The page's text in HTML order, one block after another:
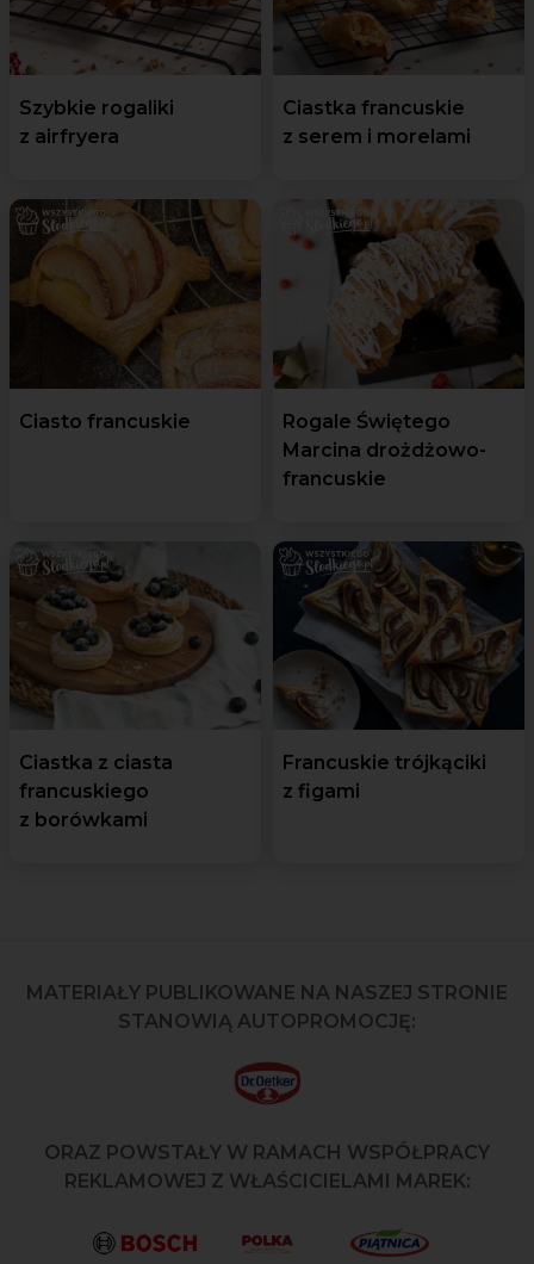
Szybkie rogaliki
z airfryera
Ciastka francuskie
z serem i morelami
Ciasto francuskie
Rogale Świętego
Marcina drożdżowo-
francuskie
Ciastka z ciasta
francuskiego
z borówkami
Francuskie trójkąciki
z figami
MATERIAŁY PUBLIKOWANE NA NASZEJ STRONIE
STANOWIĄ AUTOPROMOCJĘ:
ORAZ POWSTAŁY W RAMACH WSPÓŁPRACY
REKLAMOWEJ Z WŁAŚCICIELAMI MAREK: